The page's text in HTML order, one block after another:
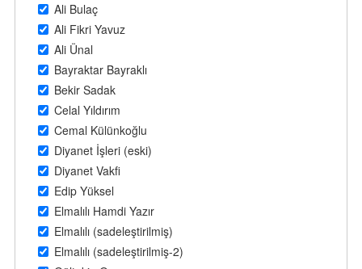
Ali Bulaç
Ali Fikri Yavuz
Ali Ünal
Bayraktar Bayraklı
Bekir Sadak
Celal Yıldırım
Cemal Külünkoğlu
Diyanet İşleri (eski)
Diyanet Vakfi
Edip Yüksel
Elmalılı Hamdi Yazır
Elmalılı (sadeleştirilmiş)
Elmalılı (sadeleştirilmiş-2)